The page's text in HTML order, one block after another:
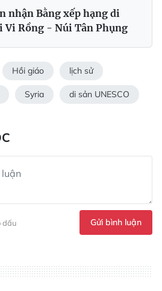
nhận Bằng xếp hạng di
Rồng - Núi Tân Phụng
Hồi giáo lịch sử
Syria di sản UNESCO
dấu Gửi bình luận